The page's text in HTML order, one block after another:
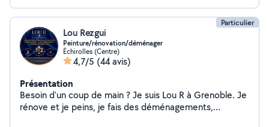
Particulier
Lou Rezgui
Peinture/rénovation/déménager
Échirolles (Centre)
4,7/5 (44 avis)
Présentation
Besoin d'un coup de main ? Je suis Lou R à Grenoble. Je
rénove et je peins, je fais des déménagements,